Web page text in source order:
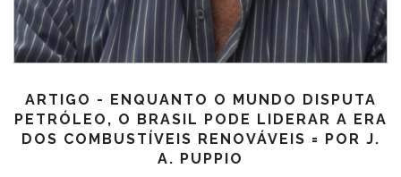
ARTIGO - ENQUANTO O MUNDO DISPUTA
PETRÓLEO, O BRASIL PODE LIDERAR A ERA
DOS COMBUSTÍVEIS RENOVÁVEIS = POR J.
A. PUPPIO